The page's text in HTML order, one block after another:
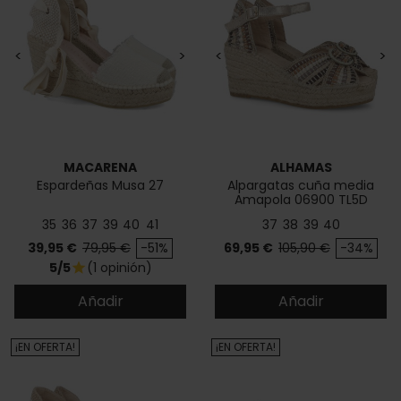
< >
MACARENA
Espardeñas Musa 27
35 36 37 39 40 41
Precio
39,95 € Precio base
79,95 € -51%
5/5star (1 opinión)
Añadir
< >
ALHAMAS
Alpargatas cuña media
Amapola 06900 TL5D
37 38 39 40
Precio
69,95 € Precio base
105,90 € -34%
Añadir
¡EN OFERTA! ¡EN OFERTA!